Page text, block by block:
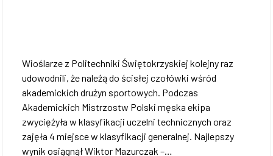
Wioślarze z Politechniki Świętokrzyskiej kolejny raz
udowodnili, że należą do ścisłej czołówki wśród
akademickich drużyn sportowych. Podczas
Akademickich Mistrzostw Polski męska ekipa
zwyciężyła w klasyfikacji uczelni technicznych oraz
zajęła 4 miejsce w klasyfikacji generalnej. Najlepszy
wynik osiągnął Wiktor Mazurczak –…
Sklep PŚk